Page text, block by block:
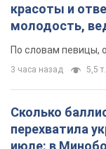
красоты и
молодость,
По словам певицы,
3 часа назад 5,5 т.
Сколько
перехватила
июле: в